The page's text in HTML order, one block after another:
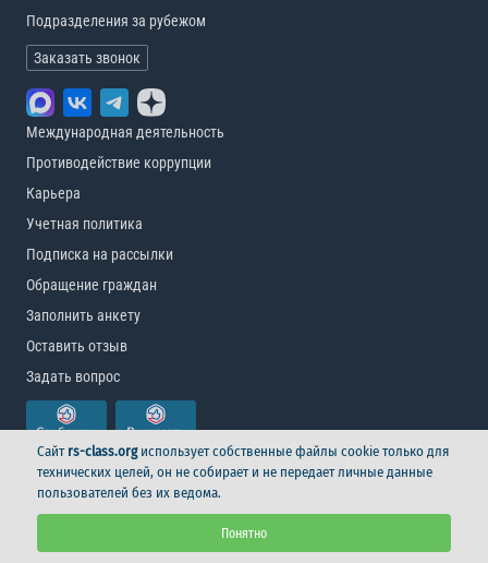
Подразделения за рубежом
Заказать звонок
Международная деятельность
Противодействие коррупции
Карьера
Учетная политика
Подписка на рассылки
Обращение граждан
Заполнить анкету
Оставить отзыв
Задать вопрос
© Российский морской регистр судоходства, 2026
Логотип
Сайт rs-class.orgиспользует собственные файлы cookie только для
технических целей, он не собирает и не передает личные данные
пользователей без их ведома.
Понятно